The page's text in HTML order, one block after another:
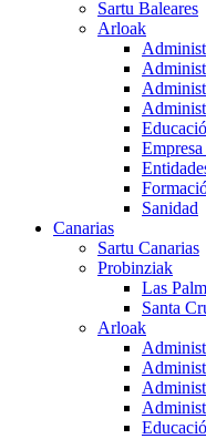
Sartu Baleares
Arloak
Sanidad
Canarias
Sartu Canarias
Probinziak
Las
Santa
Arloak